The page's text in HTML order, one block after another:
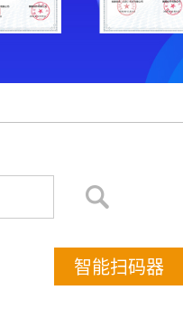
智能扫码器